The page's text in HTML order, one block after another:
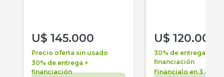
U$ 145.000
Precio oferta sin usado
30% de entrega +
financiación
U$ 120.000
30% de entrega +
financiación
Financialo en 3 años